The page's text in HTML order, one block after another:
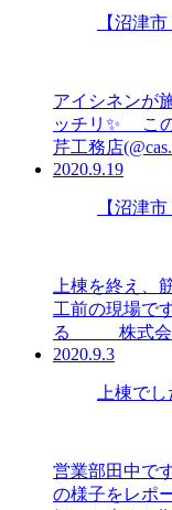
【沼津
アイシネンが
ッチリ✨ こ
芹工務店
2020.9.19
【沼津
上棟を終え、
工前の現場で
る 株式会
2020.9.3
上棟でし
営業部田中で
の様子をレポ